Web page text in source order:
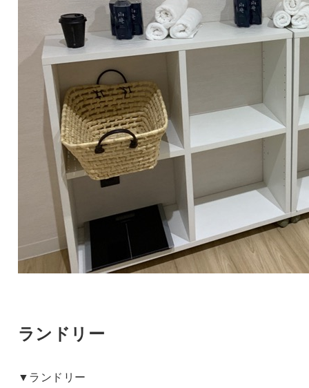
ランドリー
▼ランドリー